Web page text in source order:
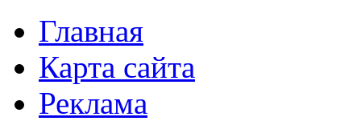
Главная
Карта сайта
Реклама